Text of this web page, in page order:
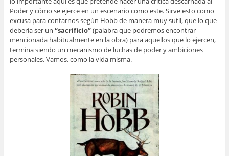
Poder y cómo se ejerce en un escenario como este. Sirve esto como
excusa para contarnos según Hobb de manera muy sutil, que lo que
debería ser un “sacrificio”(palabra que podremos encontrar
mencionada habitualmente en la obra) para aquellos que lo ejercen,
termina siendo un mecanismo de luchas de poder y ambiciones
personales. Vamos, como la vida misma.